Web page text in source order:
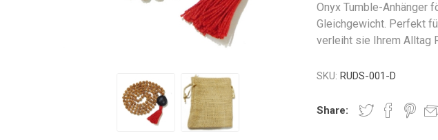
Onyx Tumble-Anhänger
Gleichgewicht. Perfekt
verleiht sie Ihrem Alltag
SKU: RUDS-001-D
Share: